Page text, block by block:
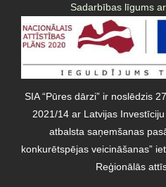
Sadarbības līgums
SIA “Pūres dārzi” ir noslēdzis
2021/14 ar Latvijas
atbalsta saņemšanas
konkurētspējas veicināšanas”
Reģionālās